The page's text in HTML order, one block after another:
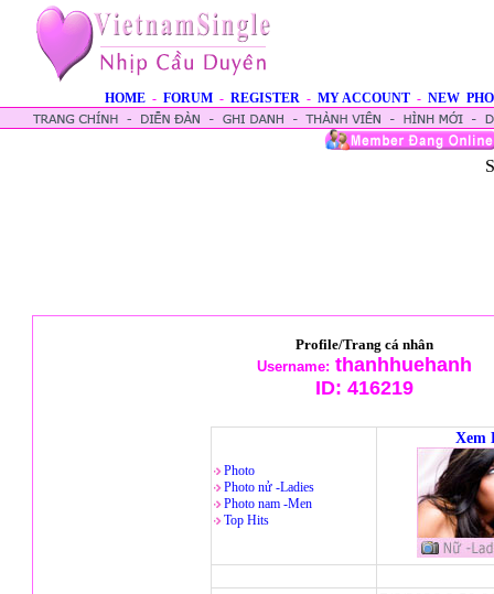
HOME - FORUM - REGISTER - MY ACCOUNT - NEW
Profile/Trang cá nhân
Username: thanhhuehanh
ID: 416219
Photo
Photo nử -Ladies
Photo nam -Men
Top Hits
Xem